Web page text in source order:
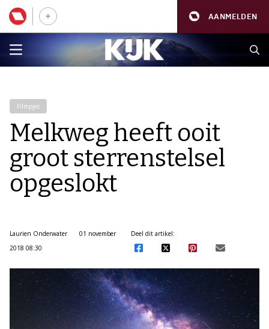
AANMELDEN
Filmpjes
Melkweg heeft ooit
groot sterrenstelsel
opgeslokt
Laurien Onderwater
01 november
2018 08:30
Deel dit artikel: